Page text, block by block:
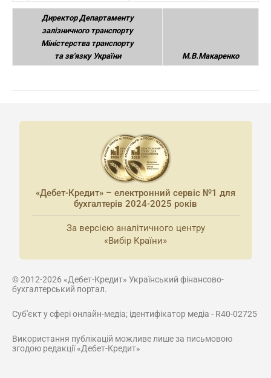
Директор Департаменту
залізничного транспорту
Міністерства транспорту
та зв'язку України
М.В.Макаренко
«Дебет-Кредит» – електронний сервіс №1 для
бухгалтерів 2024-2025 років
За версією аналітичного центру
«Вибір Країни»
© 2012-2026 «Дебет-Кредит» Український фінансово-
бухгалтерський портал.
Суб'єкт у сфері онлайн-медіа; ідентифікатор медіа - R40-02725
Використання публікацій можливе лише за письмовою
згодою редакції «Дебет-Кредит»